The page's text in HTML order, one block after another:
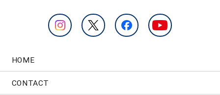
HOME
CONTACT